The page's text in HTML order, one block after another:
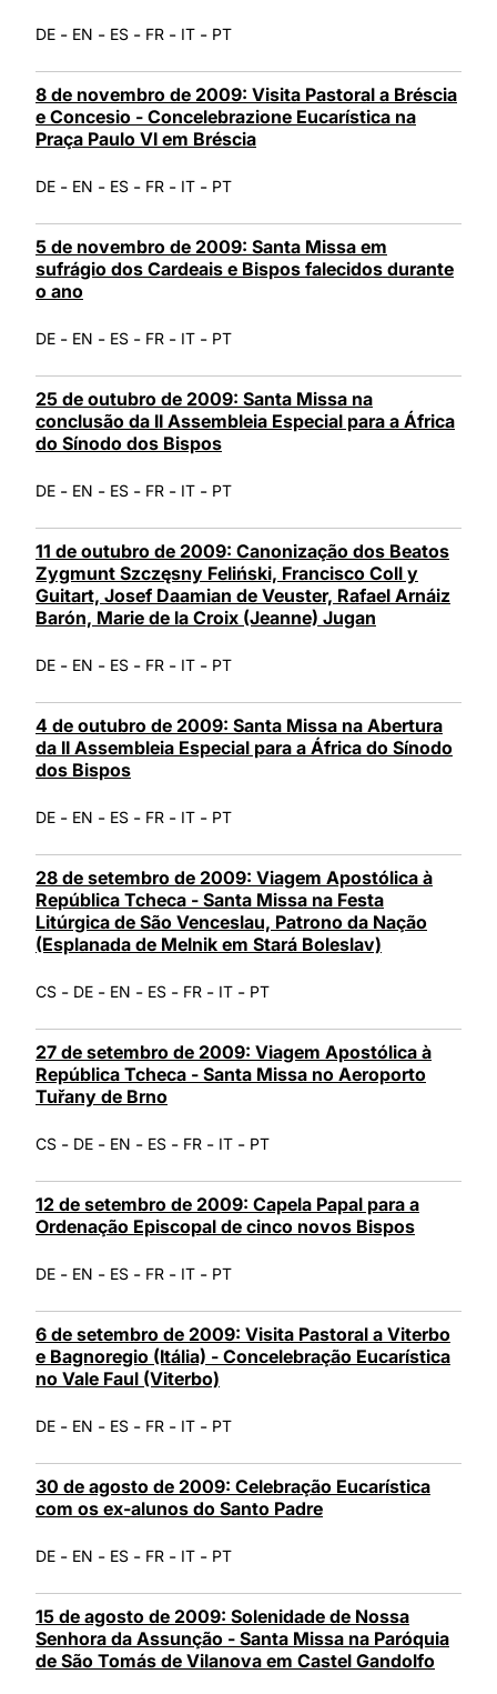
DE - EN - ES - FR - IT - PT
8 de novembro de 2009: Visita Pastoral a Bréscia
e Concesio - Concelebrazione Eucarística na
Praça Paulo VI em Bréscia
DE - EN - ES - FR - IT - PT
5 de novembro de 2009: Santa Missa em
sufrágio dos Cardeais e Bispos falecidos durante
o ano
DE - EN - ES - FR - IT - PT
25 de outubro de 2009: Santa Missa na
conclusão da II Assembleia Especial para a África
do Sínodo dos Bispos
DE - EN - ES - FR - IT - PT
11 de outubro de 2009: Canonização dos Beatos
Zygmunt Szczęsny Feliński, Francisco Coll y
Guitart, Josef Daamian de Veuster, Rafael Arnáiz
Barón, Marie de la Croix (Jeanne) Jugan
DE - EN - ES - FR - IT - PT
4 de outubro de 2009: Santa Missa na Abertura
da II Assembleia Especial para a África do Sínodo
dos Bispos
DE - EN - ES - FR - IT - PT
28 de setembro de 2009: Viagem Apostólica à
República Tcheca - Santa Missa na Festa
Litúrgica de São Venceslau, Patrono da Nação
(Esplanada de Melnik em Stará Boleslav)
CS - DE - EN - ES - FR - IT - PT
27 de setembro de 2009: Viagem Apostólica à
República Tcheca - Santa Missa no Aeroporto
Tuřany de Brno
CS - DE - EN - ES - FR - IT - PT
12 de setembro de 2009: Capela Papal para a
Ordenação Episcopal de cinco novos Bispos
DE - EN - ES - FR - IT - PT
6 de setembro de 2009: Visita Pastoral a Viterbo
e Bagnoregio (Itália) - Concelebração Eucarística
no Vale Faul (Viterbo)
DE - EN - ES - FR - IT - PT
30 de agosto de 2009: Celebração Eucarística
com os ex-alunos do Santo Padre
DE - EN - ES - FR - IT - PT
15 de agosto de 2009: Solenidade de Nossa
Senhora da Assunção - Santa Missa na Paróquia
de São Tomás de Vilanova em Castel Gandolfo